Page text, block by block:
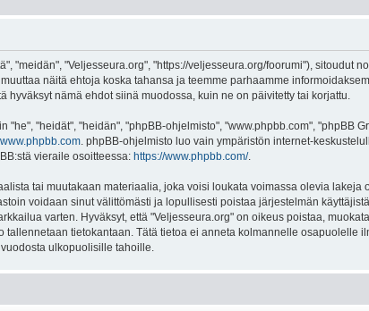
"meidän", "Veljesseura.org", "https://veljesseura.org/foorumi"), sitoudut
näitä ehtoja koska tahansa ja teemme parhaamme
nämä ehdot siinä muodossa, kuin ne on päivitetty tai korjattu.
"heidät", "heidän", "phpBB-ohjelmisto", "www.phpbb.com", "phpBB
www.phpbb.com . phpBB-ohjelmisto luo vain ympäristön internet-
vieraile osoitteessa: https://www.phpbb.com/.
tai muutakaan materiaalia, joka voisi loukata voimassa olevia
voidaan sinut välittömästi ja lopullisesti poistaa järjestelmän
varten. Hyväksyt, että "Veljesseura.org" on oikeus poistaa,
tietokantaan. Tätä tietoa ei anneta kolmannelle osapuolelle
ulkopuolisille tahoille.